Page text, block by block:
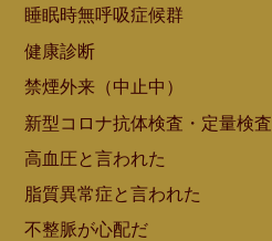
睡眠時無呼吸症候群
健康診断
禁煙外来（中止中）
新型コロナ抗体検査・定量検査
高血圧と言われた
脂質異常症と言われた
不整脈が心配だ